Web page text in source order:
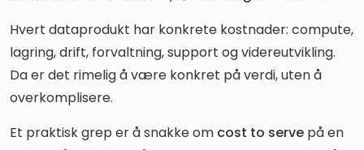
Hvert dataprodukt har konkrete kostnader: compute,
lagring, drift, forvaltning, support og videreutvikling.
Da er det rimelig å være konkret på verdi, uten å
overkomplisere.
Et praktisk grep er å snakke om cost to serve på en